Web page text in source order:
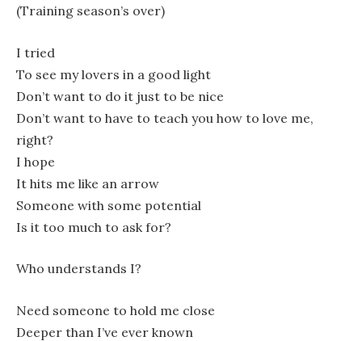
(Training season’s over)
I tried
To see my lovers in a good light
Don’t want to do it just to be nice
Don’t want to have to teach you how to love me,
right?
I hope
It hits me like an arrow
Someone with some potential
Is it too much to ask for?
Who understands I?
Need someone to hold me close
Deeper than I’ve ever known